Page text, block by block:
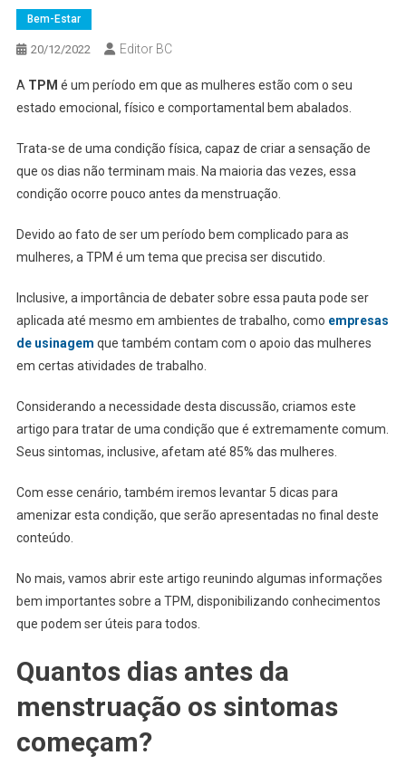
Bem-Estar
20/12/2022 Editor BC
A TPM é um período em que as mulheres estão com o seu
estado emocional, físico e comportamental bem abalados.
Trata-se de uma condição física, capaz de criar a sensação de
que os dias não terminam mais. Na maioria das vezes, essa
condição ocorre pouco antes da menstruação.
Devido ao fato de ser um período bem complicado para as
mulheres, a TPM é um tema que precisa ser discutido.
Inclusive, a importância de debater sobre essa pauta pode ser
aplicada até mesmo em ambientes de trabalho, como empresas
de usinagem que também contam com o apoio das mulheres
em certas atividades de trabalho.
Considerando a necessidade desta discussão, criamos este
artigo para tratar de uma condição que é extremamente comum.
Seus sintomas, inclusive, afetam até 85% das mulheres.
Com esse cenário, também iremos levantar 5 dicas para
amenizar esta condição, que serão apresentadas no final deste
conteúdo.
No mais, vamos abrir este artigo reunindo algumas informações
bem importantes sobre a TPM, disponibilizando conhecimentos
que podem ser úteis para todos.
Quantos dias antes da
menstruação os sintomas
começam?